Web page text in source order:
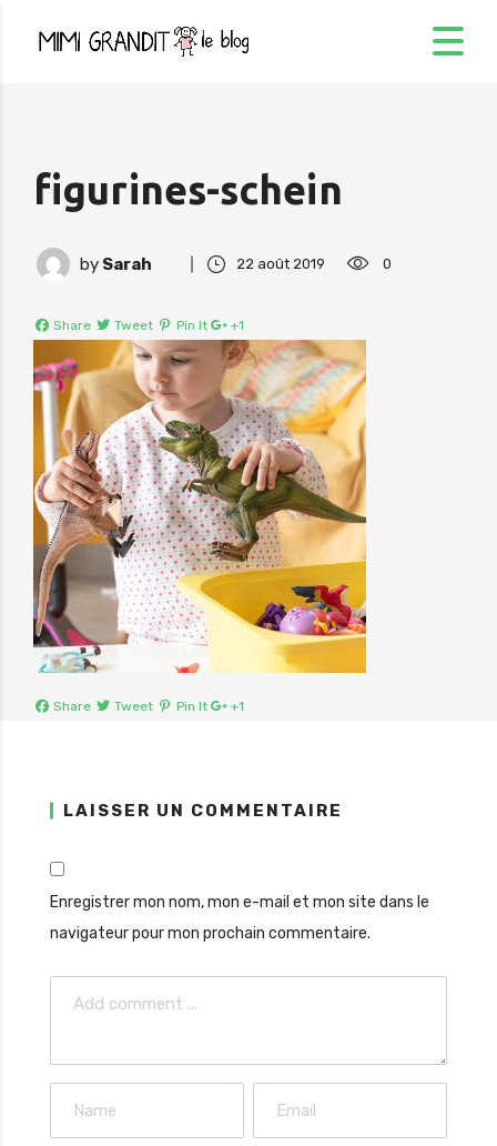
figurines-schein
by Sarah 22 août 2019 0
Share Tweet Pin It +1
Share Tweet Pin It +1
LAISSER UN COMMENTAIRE
Enregistrer mon nom, mon e-mail et mon site dans le
navigateur pour mon prochain commentaire.